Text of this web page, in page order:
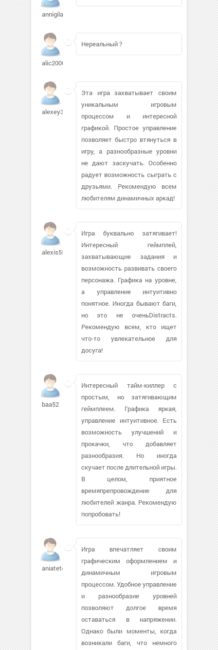
annigilat458
alic2000361
Нереальный ?
alexey3381259
Эта игра захватывает своим
уникальным игровым
процессом и интересной
графикой. Простое управление
позволяет быстро втянуться в
игру, а разнообразные уровни
не дают заскучать. Особенно
радует возможность сыграть с
друзьями. Рекомендую всем
любителям динамичных аркад!
alexis550
Игра буквально затягивает!
Интересный геймплей,
захватывающие задания и
возможность развивать своего
персонажа. Графика на уровне,
а управление интуитивно
понятное. Иногда бывают баги,
но это не оченьDistracts.
Рекомендую всем, кто ищет
что-то увлекательное для
досуга!
baa52
Интересный тайм-киллер с
простым, но затягивающим
геймплеем. Графика яркая,
управление интуитивное. Есть
возможность улучшений и
прокачки, что добавляет
разнообразия. Но иногда
скучает после длительной игры.
В целом, приятное
времяпрепровождение для
любителей жанра. Рекомендую
попробовать!
aniatet430
Игра впечатляет своим
графическим оформлением и
динамичным игровым
процессом. Удобное управление
и разнообразие уровней
позволяют долгое время
оставаться в напряжении.
Однако были моменты, когда
возникали баги, что немного